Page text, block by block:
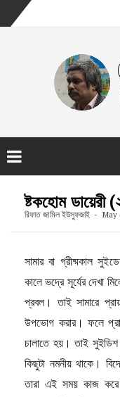
content
ষ্টকহোম ডায়েরী
রিফাত জামিল ইউসুফজাই May
সামার বা গ্রীষ্মকাল
কালে ভদ্রে সূর্যের দেখা
প্রবল। তাই সামারে
উপভোগ করার। ফলে
চালাতে হয়। তাই সুইডিশ
কিছুটা নমনীয় থাকে।
তারা এই সময় কাজ করে